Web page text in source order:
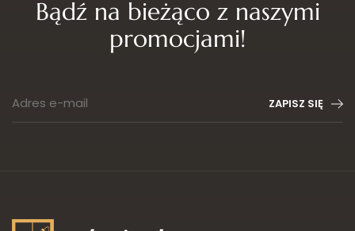
Bądź na bieżąco z naszymi
promocjami!
ZAPISZ SIĘ